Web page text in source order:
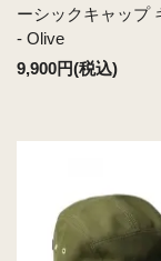
ーシックキャップ
- Olive
9,900円(税込)